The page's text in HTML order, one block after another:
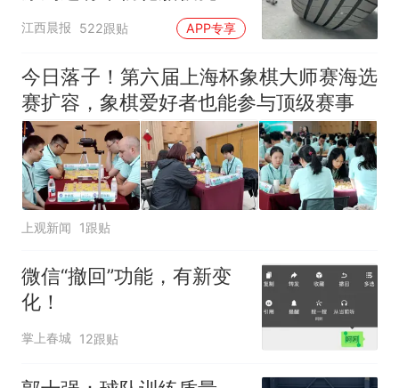
修理店铺换胎价格高达千
元，官方发布情况通报
江西晨报 522跟贴 APP专享
今日落子！第六届上海杯象棋大师赛海选
赛扩容，象棋爱好者也能参与顶级赛事
上观新闻 1跟贴
微信“撤回”功能，有新变
化！
掌上春城 12跟贴